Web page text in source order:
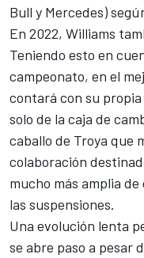
Bull y Mercedes)
En 2022, Williams
Teniendo esto en
campeonato, en el
contará con su
solo de la caja de
caballo de Troya que
colaboración
mucho más amplia
las suspensiones.
Una evolución lenta
se abre paso a pesar